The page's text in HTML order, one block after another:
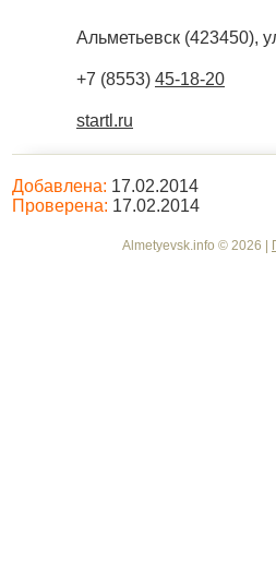
Альметьевск (423450),
+7 (8553) 45-18-20
startl.ru
Добавлена: 17.02.2014
Проверена: 17.02.2014
Almetyevsk.info © 2026 |